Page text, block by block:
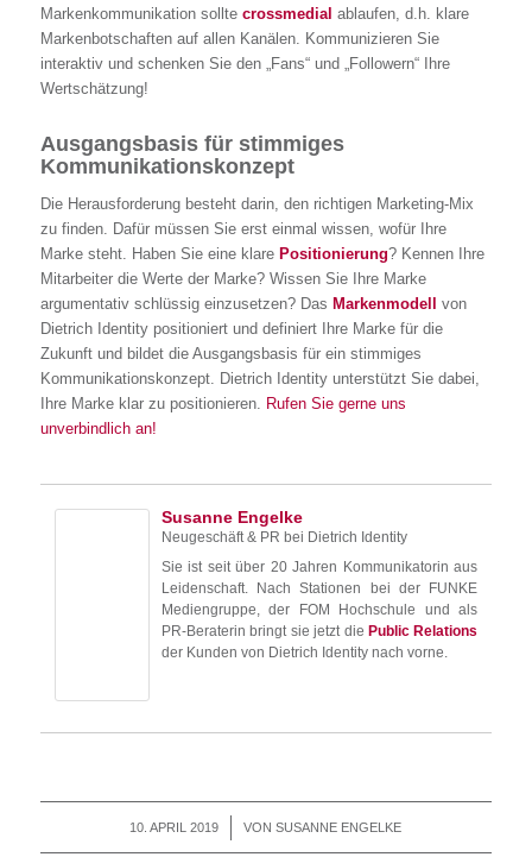
Markenkommunikation sollte crossmedial ablaufen, d.h. klare
Markenbotschaften auf allen Kanälen. Kommunizieren Sie
interaktiv und schenken Sie den „Fans“ und „Followern“ Ihre
Wertschätzung!
Ausgangsbasis für stimmiges
Kommunikationskonzept
Die Herausforderung besteht darin, den richtigen Marketing-Mix
zu finden. Dafür müssen Sie erst einmal wissen, wofür Ihre
Marke steht. Haben Sie eine klare Positionierung? Kennen Ihre
Mitarbeiter die Werte der Marke? Wissen Sie Ihre Marke
argumentativ schlüssig einzusetzen? Das Markenmodell
von
Dietrich Identity positioniert und definiert Ihre Marke für die
Zukunft und bildet die Ausgangsbasis für ein stimmiges
Kommunikationskonzept. Dietrich Identity unterstützt Sie dabei,
Ihre Marke klar zu positionieren. Rufen Sie gerne uns
unverbindlich an!
Susanne Engelke
Neugeschäft & PR bei Dietrich Identity
Sie ist seit über 20 Jahren Kommunikatorin aus
Leidenschaft. Nach Stationen bei der FUNKE
Mediengruppe, der FOM Hochschule und als
PR-Beraterin bringt sie jetzt die Public Relations
der Kunden von Dietrich Identity nach vorne.
10. APRIL 2019
/ VONSUSANNE ENGELKE